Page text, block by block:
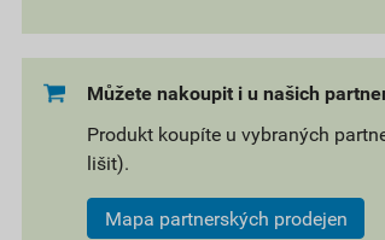
Můžete nakoupit i u našich
Produkt koupíte u vybraných
lišit).
Mapa partnerských prodejen